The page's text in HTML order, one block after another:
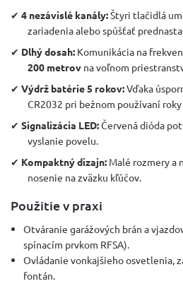
✔ 4 nezávislé kanály:Štyri tlačidlá
zariadenia alebo spúšťať
✔ Dlhý dosah: Komunikácia na
200 metrov na voľnom
✔ Výdrž batérie 5 rokov:Vďaka
CR2032 pri bežnom používaní roky
✔ Signalizácia LED:Červená dióda
vyslanie povelu.
✔ Kompaktný dizajn: Malé rozmery a
nosenie na zväzku kľúčov.
Použitie v praxi
Otváranie garážových brán a
spínacím prvkom RFSA).
Ovládanie vonkajšieho osvetlenia,
fontán.